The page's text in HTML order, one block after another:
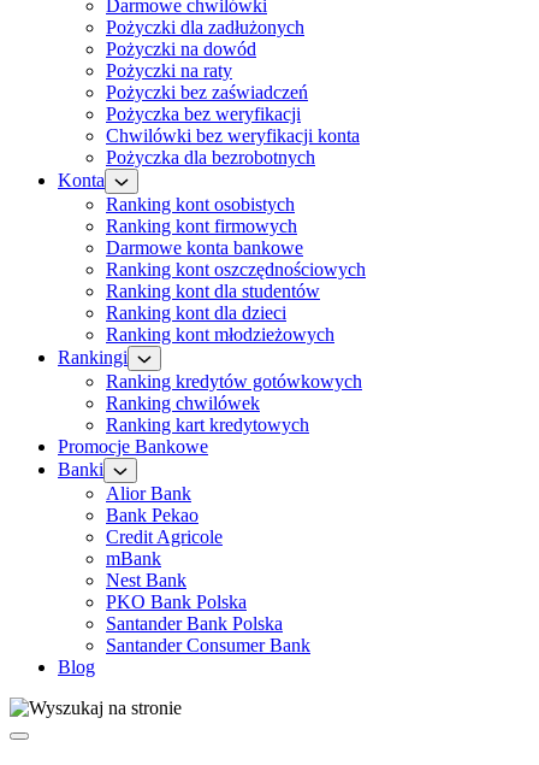
Darmowe chwilówki
Pożyczki dla zadłużonych
Pożyczki na dowód
Pożyczki na raty
Pożyczki bez zaświadczeń
Pożyczka bez weryfikacji
Chwilówki bez weryfikacji konta
Pożyczka dla bezrobotnych
Konta
Ranking kont osobistych
Ranking kont firmowych
Darmowe konta bankowe
Ranking kont oszczędnościowych
Ranking kont dla studentów
Ranking kont dla dzieci
Ranking kont młodzieżowych
Rankingi
Ranking kredytów gotówkowych
Ranking chwilówek
Ranking kart kredytowych
Promocje Bankowe
Banki
Alior Bank
Bank Pekao
Credit Agricole
mBank
Nest Bank
PKO Bank Polska
Santander Bank Polska
Santander Consumer Bank
Blog